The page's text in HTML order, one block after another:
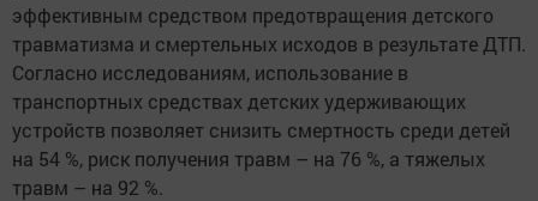
эффективным средством предотвращения детского
травматизма и смертельных исходов в результате ДТП.
Согласно исследованиям, использование в
транспортных средствах детских удерживающих
устройств позволяет снизить смертность среди детей
на 54 %, риск получения травм – на 76 %, а тяжелых
травм – на 92 %.